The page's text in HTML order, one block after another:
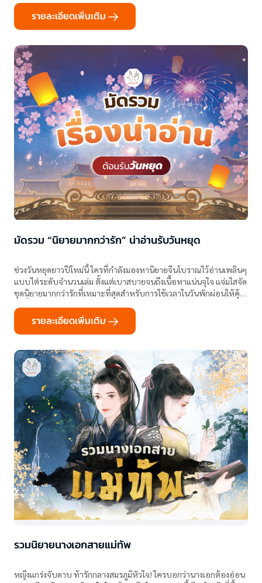
รายละเอียดเพิ่มเติม
มัดรวม “นิยายมากกว่ารัก” น่าอ่านรับวันหยุด
ช่วงวันหยุดยาวปีใหม่นี้ ใครที่กำลังมองหานิยายจีนโบราณไว้อ่านเพลินๆ
แบบไต่ระดับจำนวนเล่ม ตั้งแต่เบาสบายจนถึงเนื้อหาแน่นจุใจ แจ่มใสจัด
ชุดนิยายมากกว่ารักที่เหมาะที่สุดสำหรับการใช้เวลาในวันพักผ่อนให้คุ้ม
รายละเอียดเพิ่มเติม
รวมนิยายนางเอกสายแม่ทัพ
หญิงแกร่งจับดาบ ท้ารักกลางสมรภูมิหัวใจ! ใครบอกว่านางเอกต้องอ่อน